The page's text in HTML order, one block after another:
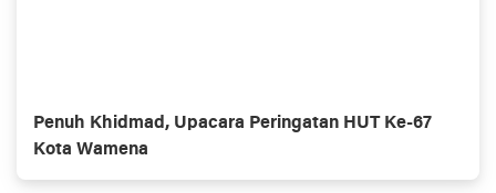
Penuh Khidmad, Upacara Peringatan HUT Ke-67
Kota Wamena